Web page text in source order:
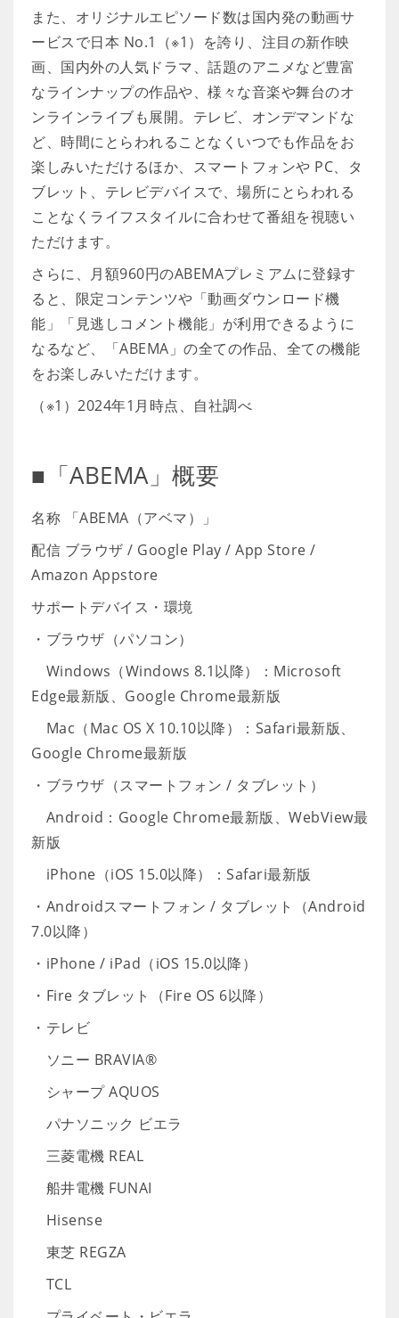
また、オリジナルエピソード数は国内発の動画サ
ービスで日本 No.1（※1）を誇り、注目の新作映
画、国内外の人気ドラマ、話題のアニメなど豊富
なラインナップの作品や、様々な音楽や舞台のオ
ンラインライブも展開。テレビ、オンデマンドな
ど、時間にとらわれることなくいつでも作品をお
楽しみいただけるほか、スマートフォンや PC、タ
ブレット、テレビデバイスで、場所にとらわれる
ことなくライフスタイルに合わせて番組を視聴い
ただけます。
さらに、月額960円のABEMAプレミアムに登録す
ると、限定コンテンツや「動画ダウンロード機
能」「見逃しコメント機能」が利用できるように
なるなど、「ABEMA」の全ての作品、全ての機能
をお楽しみいただけます。
（※1）2024年1月時点、自社調べ
■「ABEMA」概要
名称 「ABEMA（アベマ）」
配信 ブラウザ / Google Play / App Store /
Amazon Appstore
サポートデバイス・環境
・ブラウザ（パソコン）
Windows（Windows 8.1以降）：Microsoft
Edge最新版、Google Chrome最新版
Mac（Mac OS X 10.10以降）：Safari最新版、
Google Chrome最新版
・ブラウザ（スマートフォン / タブレット）
Android：Google Chrome最新版、WebView最
新版
iPhone（iOS 15.0以降）：Safari最新版
・Androidスマートフォン / タブレット（Android
7.0以降）
・iPhone / iPad（iOS 15.0以降）
・Fire タブレット（Fire OS 6以降）
・テレビ
ソニー BRAVIA®
シャープ AQUOS
パナソニック ビエラ
三菱電機 REAL
船井電機 FUNAI
Hisense
東芝 REGZA
TCL